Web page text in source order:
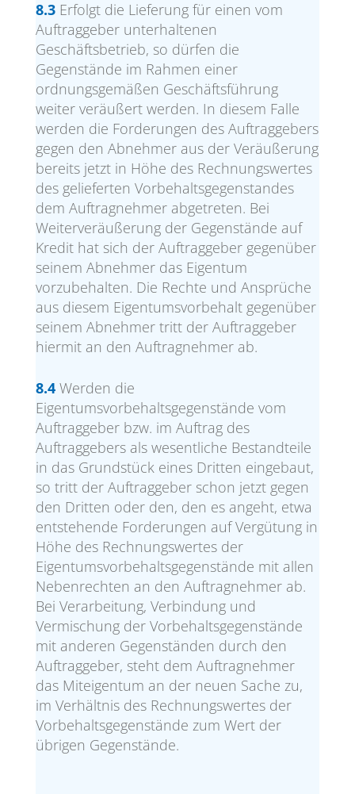
8.3Erfolgt die Lieferung für einen vom
Auftraggeber unterhaltenen
Geschäftsbetrieb, so dürfen die
Gegenstände im Rahmen einer
ordnungsgemäßen Geschäftsführung
weiter veräußert werden. In diesem Falle
werden die Forderungen des Auftraggebers
gegen den Abnehmer aus der Veräußerung
bereits jetzt in Höhe des Rechnungswertes
des gelieferten Vorbehaltsgegenstandes
dem Auftragnehmer abgetreten. Bei
Weiterveräußerung der Gegenstände auf
Kredit hat sich der Auftraggeber gegenüber
seinem Abnehmer das Eigentum
vorzubehalten. Die Rechte und Ansprüche
aus diesem Eigentumsvorbehalt gegenüber
seinem Abnehmer tritt der Auftraggeber
hiermit an den Auftragnehmer ab.
8.4Werden die
Eigentumsvorbehaltsgegenstände vom
Auftraggeber bzw. im Auftrag des
Auftraggebers als wesentliche Bestandteile
in das Grundstück eines Dritten eingebaut,
so tritt der Auftraggeber schon jetzt gegen
den Dritten oder den, den es angeht, etwa
entstehende Forderungen auf Vergütung in
Höhe des Rechnungswertes der
Eigentumsvorbehaltsgegenstände mit allen
Nebenrechten an den Auftragnehmer ab.
Bei Verarbeitung, Verbindung und
Vermischung der Vorbehaltsgegenstände
mit anderen Gegenständen durch den
Auftraggeber, steht dem Auftragnehmer
das Miteigentum an der neuen Sache zu,
im Verhältnis des Rechnungswertes der
Vorbehaltsgegenstände zum Wert der
übrigen Gegenstände.